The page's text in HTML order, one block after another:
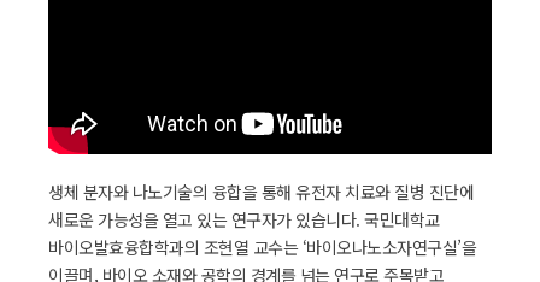
생체 분자와 나노기술의 융합을 통해 유전자 치료와 질병 진단에
새로운 가능성을 열고 있는 연구자가 있습니다. 국민대학교
바이오발효융합학과의 조현열 교수는 ‘바이오나노소자연구실’을
이끌며, 바이오 소재와 공학의 경계를 넘는 연구로 주목받고